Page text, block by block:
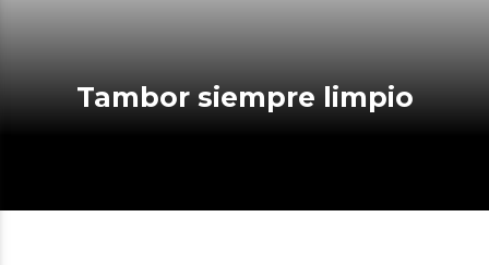
Tambor siempre limpio